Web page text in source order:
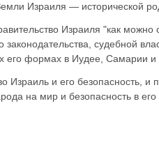
Израиля — исторической
Израиля "как можно
законодательства, судебной
его формах в Иудее, Самарии
Израиль и его безопасность,
на мир и безопасность в